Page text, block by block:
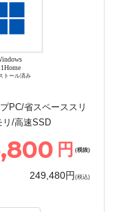
トール済み
PC/省スペーススリ
リ/高速SSD
円 (税抜)
249,480円 (税込)